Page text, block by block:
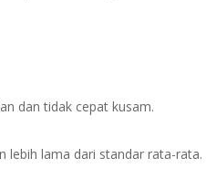
dan tidak cepat kusam.
lebih lama dari standar rata-rata.